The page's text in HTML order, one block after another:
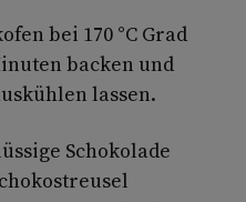
bei 170 °C Grad
backen und
lassen.
Schokolade